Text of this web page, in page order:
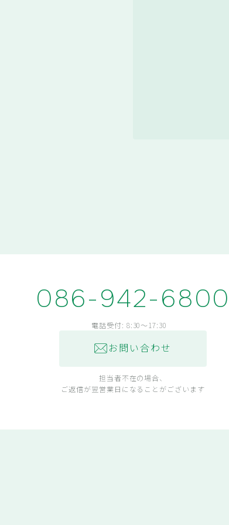
086-942-6800
電話受付: 8:30～17:30
お問い合わせ
担当者不在の場合、
ご返信が翌営業日になることがございます